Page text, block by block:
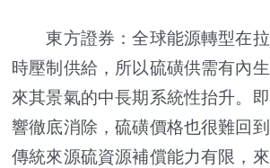
東方證券：全球能源轉型在拉
時壓制供給，所以硫磺供需有內
來其景氣的中長期系統性抬升。
響徹底消除，硫磺價格也很難回
傳統來源硫資源補償能力有限，